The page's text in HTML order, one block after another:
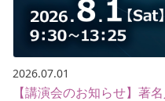
2026.07.01
【講演会のお知らせ】著